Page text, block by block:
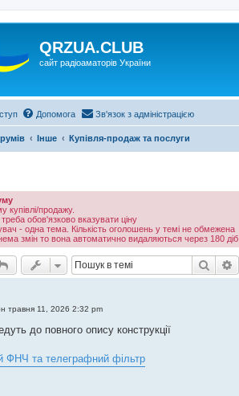
QRZUA.CLUB
сайт радіоаматорів України
Допомога Зв'язок з адміністрацією
Інше Купівля-продаж та послуги
купівлі/продажу.
обов'язково вказувати ціну
- одна тема. Кількість оголошень у темі не обмежена
змін то вона автоматично видаляються через 180 діб
Пошук
травня 11, 2026 2:32 pm
до повного опису конструкції
ФНЧ та телеграфний фільтр